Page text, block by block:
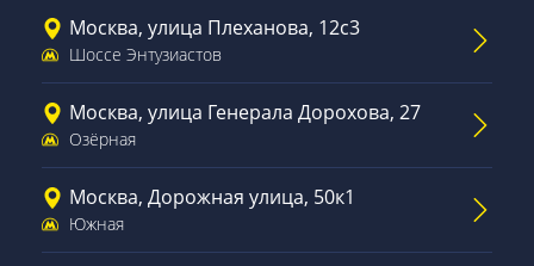
Москва, улица Плеханова, 12с3
Шоссе Энтузиастов
Москва, улица Генерала Дорохова, 27
Озёрная
Москва, Дорожная улица, 50к1
Южная